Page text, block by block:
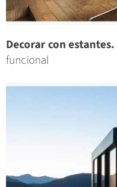
Decorar con estantes.
funcional